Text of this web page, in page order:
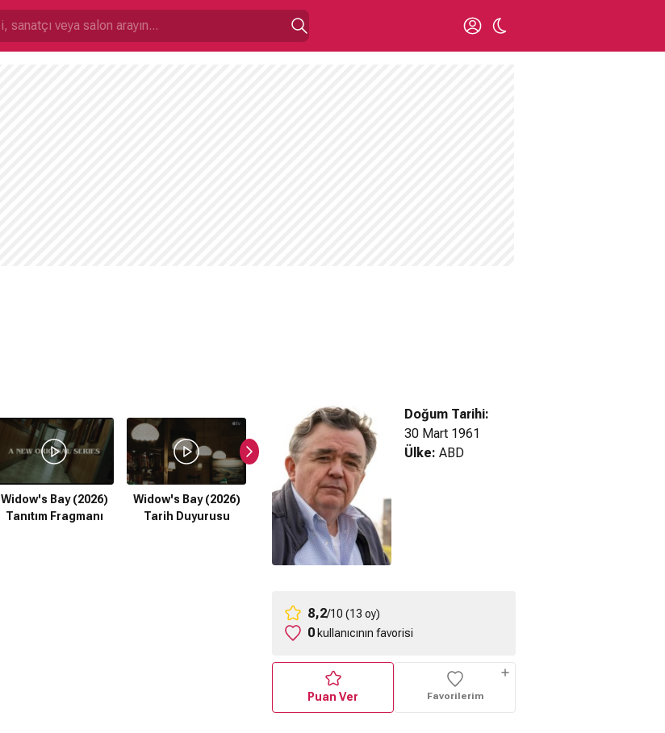
Widow's Bay (2026)
Tanıtım Fragmanı
Widow's Bay (2026)
Tarih Duyurusu
Gelin! (2026) Türkçe
Altyazılı Fragman
Doğum Tarihi:
30 Mart 1961
Ülke: ABD
8,2/10 (13 oy)
0 kullanıcının favorisi
Puan Ver Favorilerim